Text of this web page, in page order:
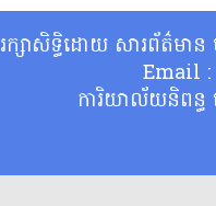
រក្សាសិទ្ធិដោយ សារព័ត៌មា
Email
ការិយាល័យនិពន្ធ